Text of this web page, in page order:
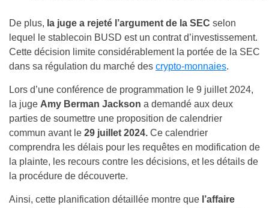
De plus, la juge a rejeté l’argument de la SEC selon
lequel le stablecoin BUSD est un contrat d’investissement.
Cette décision limite considérablement la portée de la SEC
dans sa régulation du marché des crypto-monnaies.
Lors d’une conférence de programmation le 9 juillet 2024,
la juge Amy Berman Jackson a demandé aux deux
parties de soumettre une proposition de calendrier
commun avant le 29 juillet 2024. Ce calendrier
comprendra les délais pour les requêtes en modification de
la plainte, les recours contre les décisions, et les détails de
la procédure de découverte.
Ainsi, cette planification détaillée montre que l’affaire